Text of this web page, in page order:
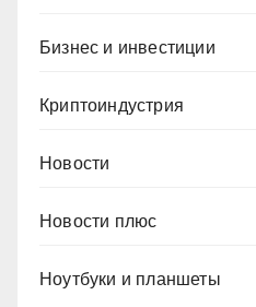
Бизнес и инвестиции
Криптоиндустрия
Новости
Новости плюс
Ноутбуки и планшеты